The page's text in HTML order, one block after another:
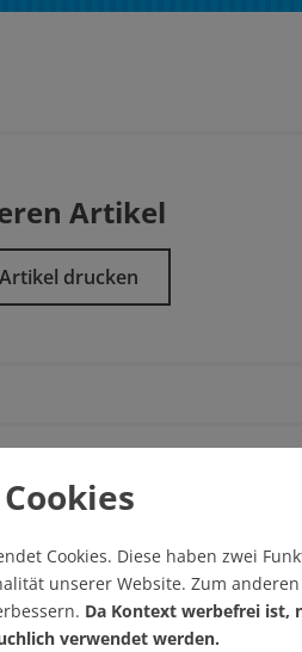
Artikel
Artikel drucken
Startseite
Cookies. Diese haben zwei
unserer Website. Zum
Da Kontext werbefrei ist,
verwendet werden.